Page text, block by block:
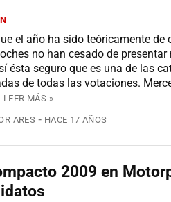
el año ha sido teóricamente de
no han cesado de presentar
ésta seguro que es una de las
de todas las votaciones.
LEER MÁS »
ARES HACE 17 AÑOS
2009 en